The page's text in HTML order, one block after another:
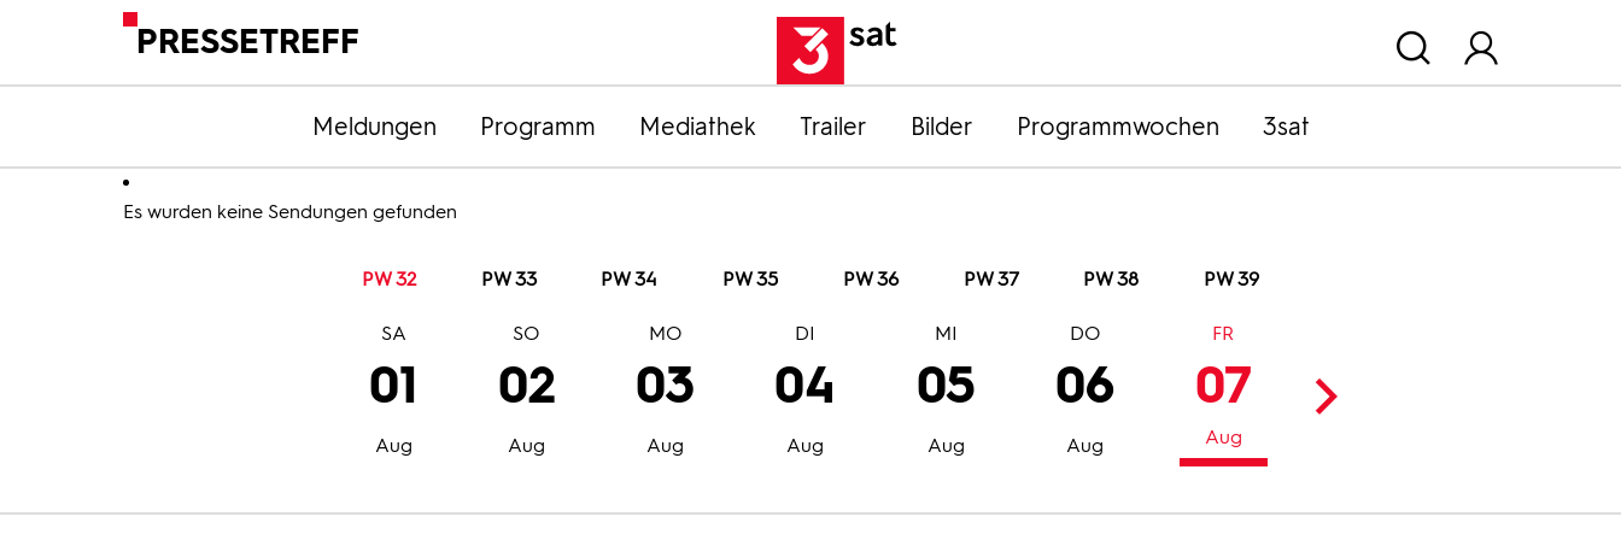
PRESSETREFF
Meldungen Programm Mediathek Trailer Bilder Programmwochen 3sat
Es wurden keine Sendungen gefunden
PW 32 PW 33 PW 34 PW 35 PW 36 PW 37 PW 38 PW 39
01
Aug
SA
02
Aug
SO
03
Aug
MO
04
Aug
DI
05
Aug
MI
06
Aug
DO
07
Aug
FR
08